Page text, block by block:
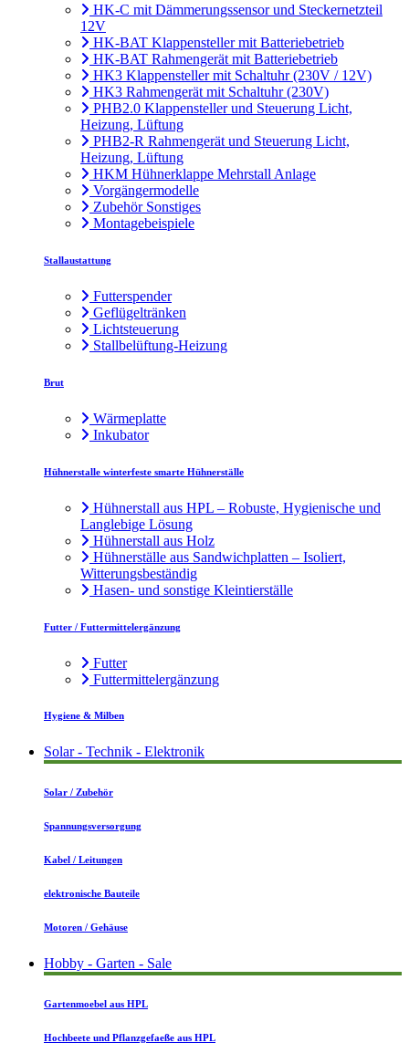
HK-C mit Dämmerungssensor und Steckernetzteil
12V
HK-BAT Klappensteller mit Batteriebetrieb
HK-BAT Rahmengerät mit Batteriebetrieb
HK3 Klappensteller mit Schaltuhr (230V / 12V)
HK3 Rahmengerät mit Schaltuhr (230V)
PHB2.0 Klappensteller und Steuerung Licht,
Heizung, Lüftung
PHB2-R Rahmengerät und Steuerung Licht,
Heizung, Lüftung
HKM Hühnerklappe Mehrstall Anlage
Vorgängermodelle
Zubehör Sonstiges
Montagebeispiele
Stallaustattung
Futterspender
Geflügeltränken
Lichtsteuerung
Stallbelüftung-Heizung
Brut
Wärmeplatte
Inkubator
Hühnerstalle winterfeste smarte Hühnerställe
Hühnerstall aus HPL – Robuste, Hygienische und
Langlebige Lösung
Hühnerstall aus Holz
Hühnerställe aus Sandwichplatten – Isoliert,
Witterungsbeständig
Hasen- und sonstige Kleintierställe
Futter / Futtermittelergänzung
Futter
Futtermittelergänzung
Hygiene & Milben
Solar - Technik - Elektronik
Solar / Zubehör
Spannungsversorgung
Kabel / Leitungen
elektronische Bauteile
Motoren / Gehäuse
Hobby - Garten - Sale
Gartenmoebel aus HPL
Hochbeete und Pflanzgefaeße aus HPL